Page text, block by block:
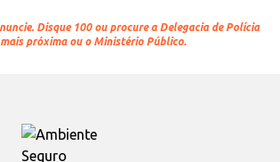
Disque 100 ou procure a Delegacia de Polícia
próxima ou o Ministério Público.